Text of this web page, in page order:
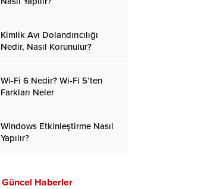
Kimlik Avı Dolandırıcılığı
Nedir, Nasıl Korunulur?
Wi-Fi 6 Nedir? Wi-Fi 5’ten
Farkları Neler
Windows Etkinleştirme Nasıl
Yapılır?
Güncel Haberler